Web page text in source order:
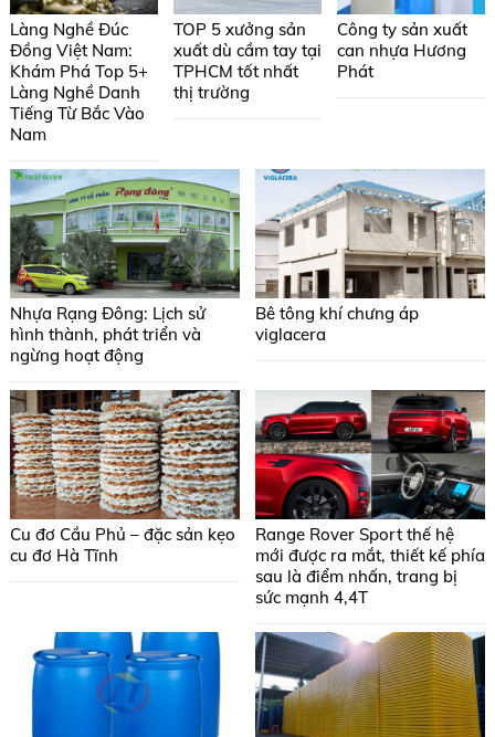
Làng Nghề Đúc
Đồng Việt Nam:
Khám Phá Top 5+
Làng Nghề Danh
Tiếng Từ Bắc Vào
Nam
TOP 5 xưởng sản
xuất dù cầm tay tại
TPHCM tốt nhất
thị trường
Công ty sản xuất
can nhựa Hương
Phát
Nhựa Rạng Đông: Lịch sử
hình thành, phát triển và
ngừng hoạt động
Bê tông khí chưng áp
viglacera
Cu đơ Cầu Phủ – đặc sản kẹo
cu đơ Hà Tĩnh
Range Rover Sport thế hệ
mới được ra mắt, thiết kế phía
sau là điểm nhấn, trang bị
sức mạnh 4,4T